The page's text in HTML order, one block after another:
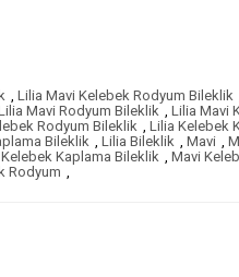
, Lilia Mavi Kelebek Rodyum Bileklik
Mavi Rodyum Bileklik , Lilia Mavi
Rodyum Bileklik , Lilia Kelebek
Bileklik , Lilia Bileklik , Mavi ,
Kaplama Bileklik , Mavi
Rodyum ,